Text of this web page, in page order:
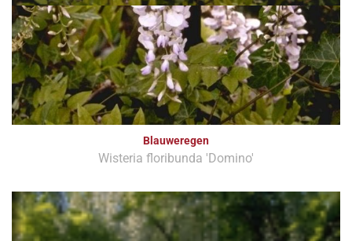
Blauweregen
Wisteria floribunda 'Domino'